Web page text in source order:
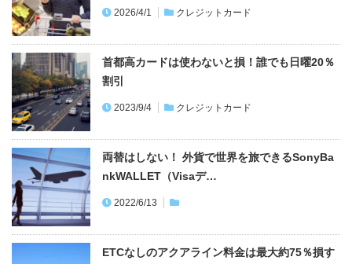
2026/4/1 クレジットカード
首都高カードは使わないと損！誰でも日曜20％
割引
2023/9/4 クレジットカード
両替はしない！ 外貨で世界を旅できるSonyBa
nkWALLET（Visaデ…
2022/6/13
ETCなしのアクアライン料金は最大約75％損す